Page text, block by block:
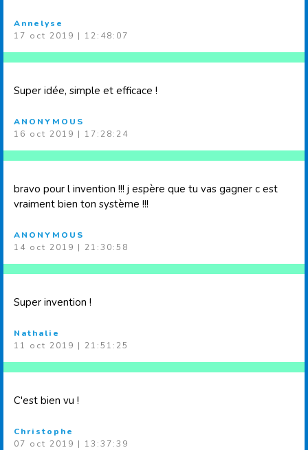
Annelyse
17 oct 2019 | 12:48:07
Super idée, simple et efficace !
ANONYMOUS
16 oct 2019 | 17:28:24
bravo pour l invention !!! j espère que tu vas gagner c est
vraiment bien ton système !!!
ANONYMOUS
14 oct 2019 | 21:30:58
Super invention !
Nathalie
11 oct 2019 | 21:51:25
C'est bien vu !
Christophe
07 oct 2019 | 13:37:39